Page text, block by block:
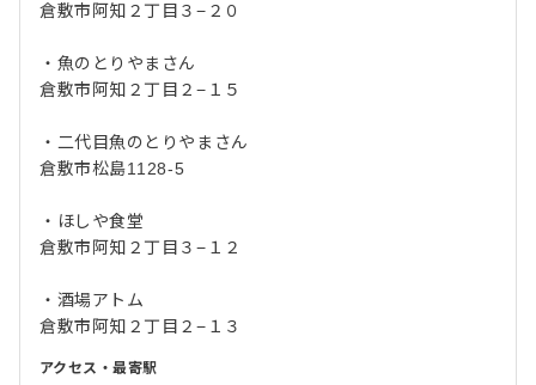
倉敷市阿知２丁目３−２０
・魚のとりやまさん
倉敷市阿知２丁目２−１５
・二代目魚のとりやまさん
倉敷市松島1128-5
・ほしや食堂
倉敷市阿知２丁目３−１２
・酒場アトム
倉敷市阿知２丁目２−１３
アクセス・最寄駅